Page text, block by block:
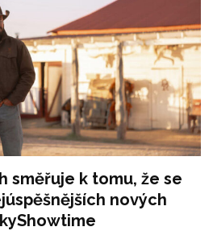
směřuje k tomu, že se
nových